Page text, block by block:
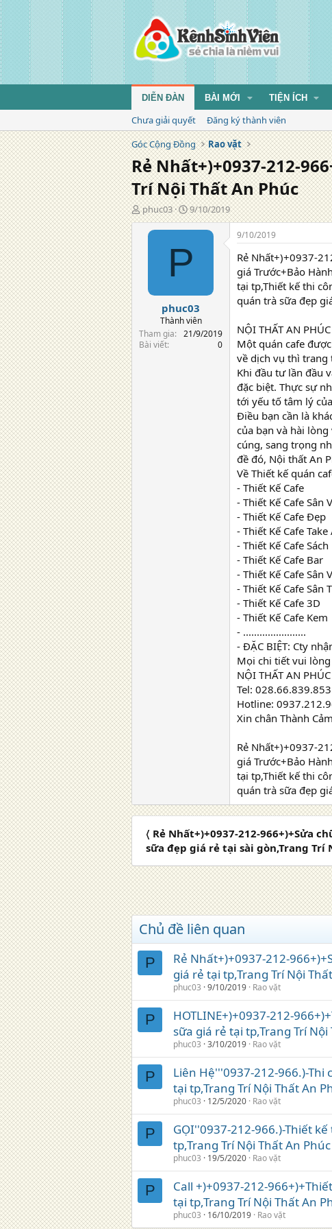
DIỄN ĐÀN BÀI MỚI TIỆN ÍCH
Chưa giải quyết
Đăng ký thành viên
Góc Cộng Đồng
Rao vặt
Rẻ Nhất+)+0937-212-
Trí Nội Thất An Phúc
T
á
phuc03
N
g
à
đ
g
9/10/2019
P
phuc03
Thành viên
Tham gia
21/9/2019
Bài viết
0
9/10/2019
Rẻ Nhất+)+0937-
giá Trước+Bảo
tại tp,Thiết kế thi
quán trà sữa đẹp
NỘI THẤT AN
Một quán cafe
về dịch vụ thì trang
Khi đầu tư lần đầu
đặc biệt. Thực sự
tới yếu tố tâm lý
Điều bạn cần là
của bạn và hài
cúng, sang trọng
đề đó, Nội thất An
Về Thiết kế quán
- Thiết Kế Cafe
- Thiết Kế Cafe Sân
- Thiết Kế Cafe Đẹp
- Thiết Kế Cafe
- Thiết Kế Cafe Sách
- Thiết Kế Cafe Bar
- Thiết Kế Cafe Sân
- Thiết Kế Cafe Sân
- Thiết Kế Cafe 3D
- Thiết Kế Cafe Kem
- .......................
- ĐẶC BIỆT: Cty
Mọi chi tiết vui
NỘI THẤT AN
Tel: 028.66.839.853
Hotline:
Xin chân Thành
Rẻ Nhất+)+0937-
giá Trước+Bảo
tại tp,Thiết kế thi
quán trà sữa đẹp
〈 Rẻ Nhất+)+0937-212-966+)+Sửa
sữa đẹp giá rẻ tại sài gòn,Trang Trí
Chủ đề liên quan
P
Rẻ Nhất+)+0937-212-
giá rẻ tại tp,Trang Trí Nội
phuc03 9/10/2019 Rao vặt
P
HOTLINE+)+0937-212-
sữa giá rẻ tại tp,Trang Trí Nội
phuc03 3/10/2019 Rao vặt
P
Liên Hệ'''0937-212-966.)-
tại tp,Trang Trí Nội Thất An
phuc03 12/5/2020 Rao vặt
P
GỌI''0937-212-966.)-Thiết
tp,Trang Trí Nội Thất An
phuc03 19/5/2020 Rao vặt
P
Call +)+0937-212-
tại tp,Trang Trí Nội Thất An
phuc03 16/10/2019 Rao vặt